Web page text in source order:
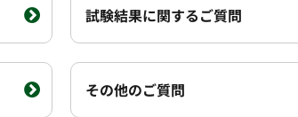
試験結果に関するご質問
その他のご質問